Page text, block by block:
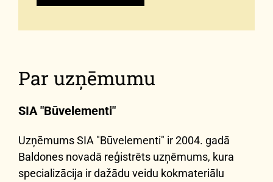
Par uzņēmumu
SIA "Būvelementi"
Uzņēmums SIA "Būvelementi" ir 2004. gadā
Baldones novadā reģistrēts uzņēmums, kura
specializācija ir dažādu veidu kokmateriālu